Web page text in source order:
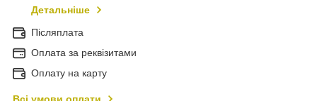
Детальніше
Післяплата
Оплата за реквізитами
Оплату на карту